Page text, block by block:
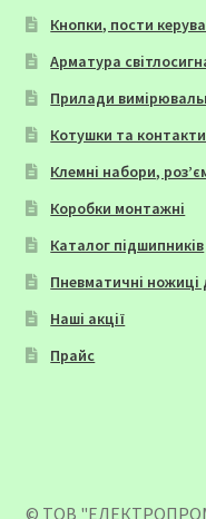
Кнопки, пости
Арматура
Прилади
Котушки та контакти
Клемні набори,
Коробки монтажні
Каталог підшипників
Пневматичні ножиці
Наші акції
Прайс
© ТОВ